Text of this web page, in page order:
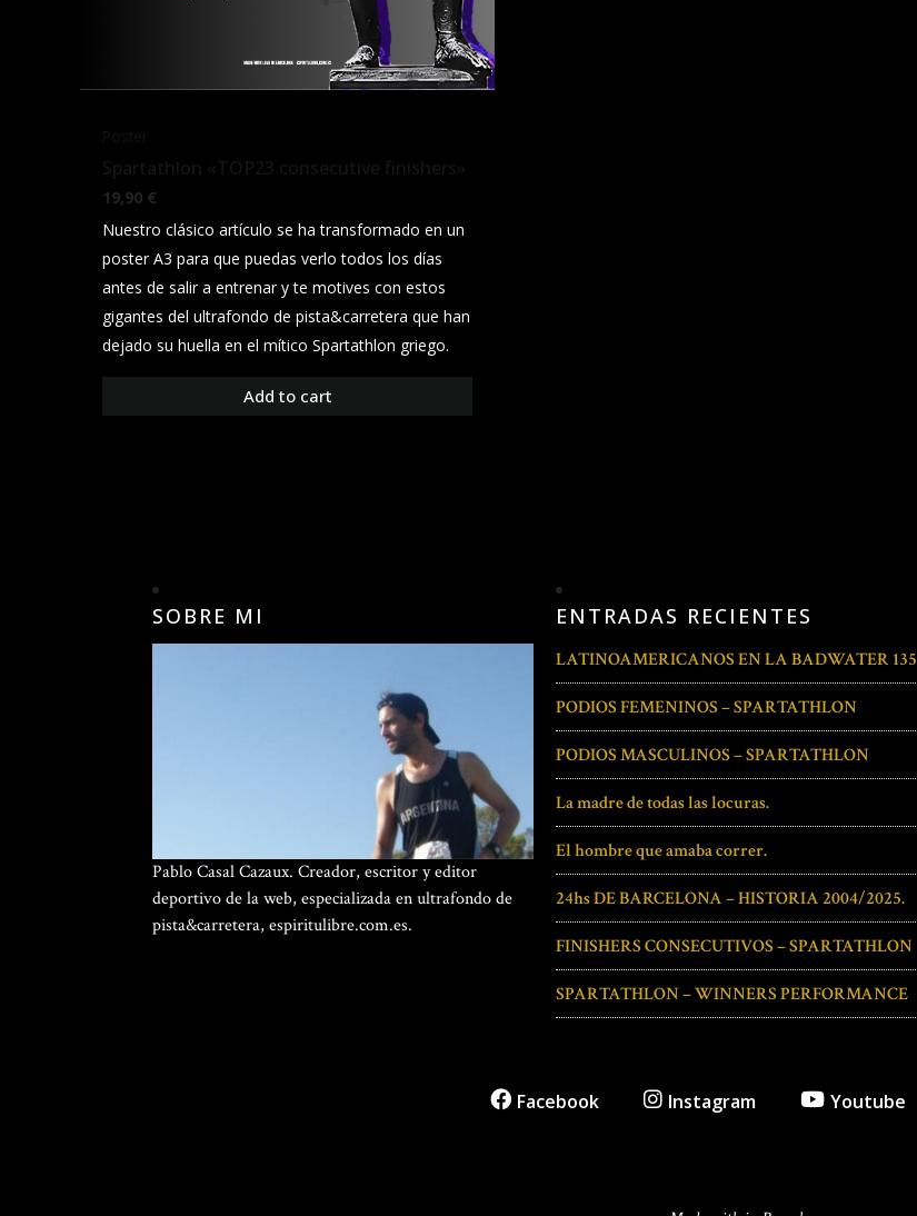
19,90 €
Nuestro clásico artículo se ha transformado en un
poster A3 para que puedas verlo todos los días
antes de salir a entrenar y te motives con estos
gigantes del ultrafondo de pista&carretera que han
dejado su huella en el mítico Spartathlon griego.
Add to cart
SOBRE MI
Pablo Casal Cazaux. Creador, escritor y editor
deportivo de la web, especializada en ultrafondo de
pista&carretera, espiritulibre.com.es.
ENTRADAS RECIENTES
LATINOAMERICANOS EN LA BADWATER 135
PODIOS FEMENINOS – SPARTATHLON
PODIOS MASCULINOS – SPARTATHLON
La madre de todas las locuras.
El hombre que amaba correr.
24hs DE BARCELONA – HISTORIA 2004/2025.
FINISHERS CONSECUTIVOS – SPARTATHLON
SPARTATHLON – WINNERS PERFORMANCE
Facebook Instagram Youtube